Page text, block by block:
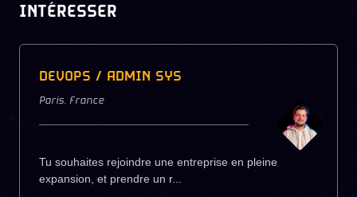
INTÉRESSER
DEVOPS / ADMIN SYS
Paris, France
Tu souhaites rejoindre une entreprise en pleine
expansion, et prendre un r...